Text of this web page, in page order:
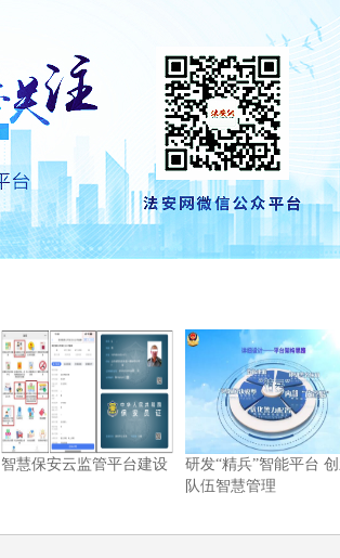
智慧保安云监管平台建设
研发“精兵”智能平台
队伍智慧管理